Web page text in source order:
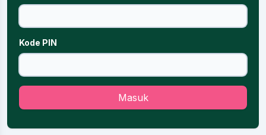
Kode PIN
Masuk